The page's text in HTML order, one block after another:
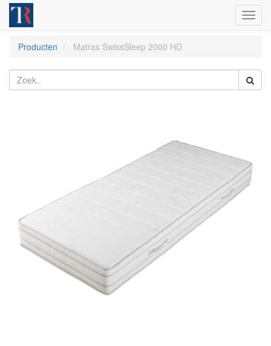
Producten
Matras SwissSleep 2000 HD